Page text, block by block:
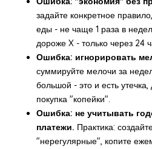
задайте конкретное
еды - не чаще 1 раза в
дороже X - только через 24
Ошибка: игнорировать
суммируйте мелочи за
большой - это и есть
покупка "копейки".
Ошибка: не учитывать
платежи. Практика:
"нерегулярные", копите